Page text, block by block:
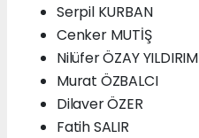
Serpil KURBAN
Cenker MUTİŞ
Nilüfer ÖZAY YILDIRIM
Murat ÖZBALCI
Dilaver ÖZER
Fatih SALIR